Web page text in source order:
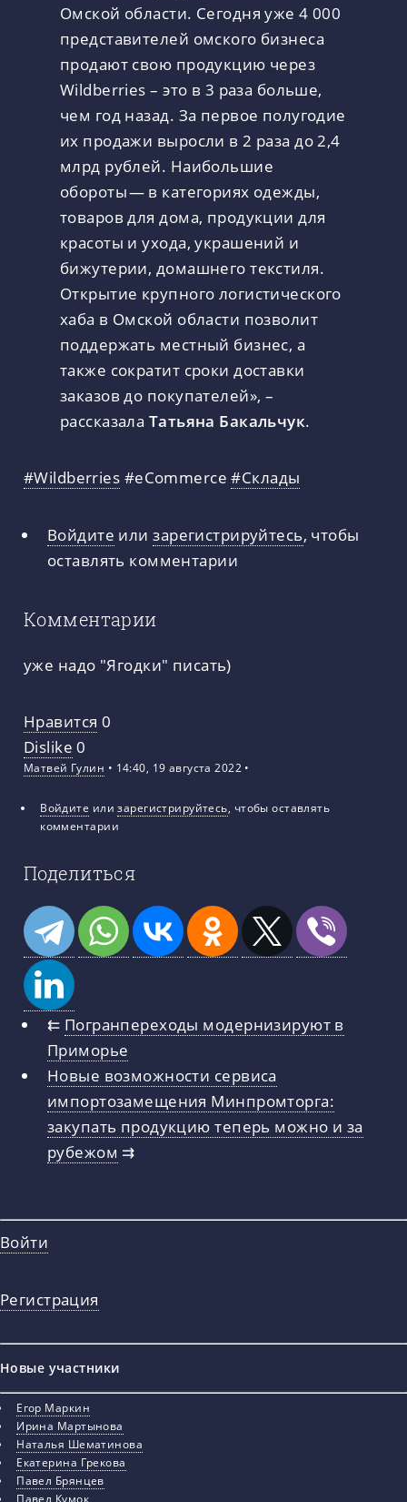
Омской области. Сегодня уже 4 000
представителей омского бизнеса
продают свою продукцию через
Wildberries – это в 3 раза больше,
чем год назад. За первое полугодие
их продажи выросли в 2 раза до 2,4
млрд рублей. Наибольшие
обороты — в категориях одежды,
товаров для дома, продукции для
красоты и ухода, украшений и
бижутерии, домашнего текстиля.
Открытие крупного логистического
хаба в Омской области позволит
поддержать местный бизнес, а
также сократит сроки доставки
заказов до покупателей», –
рассказала Татьяна Бакальчук.
#Wildberries #eCommerce#Склады
Войдите илизарегистрируйтесь, чтобы
оставлять комментарии
Комментарии
уже надо "Ягодки" писать)
Нравится 0
Dislike 0
Матвей Гулин • 14:40, 19 августа 2022 •
Войдите илизарегистрируйтесь, чтобы оставлять
комментарии
Поделиться
⇇ Погранпереходы модернизируют в
Приморье
Новые возможности сервиса
импортозамещения Минпромторга:
закупать продукцию теперь можно и за
рубежом ⇉
Войти
Регистрация
Новые участники
Егор Маркин
Ирина Мартынова
Наталья Шематинова
Екатерина Грекова
Павел Брянцев
Павел Кумок